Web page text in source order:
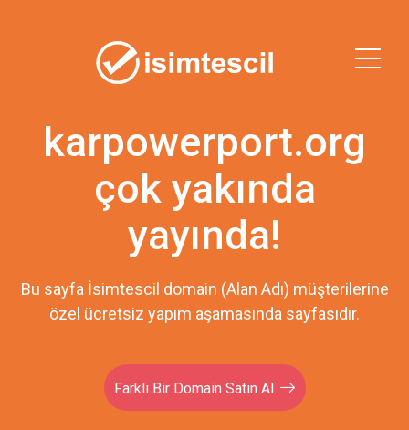
karpowerport.org
çok yakında
yayında!
Bu sayfa İsimtescil domain (Alan Adı) müşterilerine
özel ücretsiz yapım aşamasında sayfasıdır.
Farklı Bir Domain Satın Al